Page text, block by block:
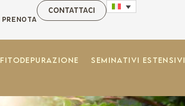
PRENOTA
CONTATTACI
Fitodepurazione Seminativi estensivi